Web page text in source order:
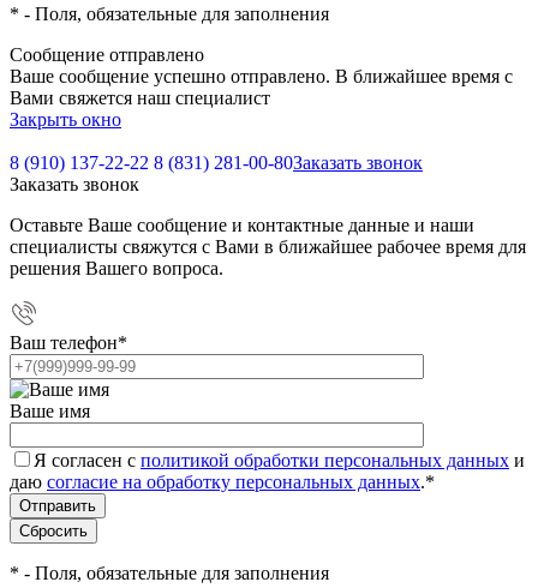
* - Поля, обязательные для заполнения
Сообщение отправлено
Ваше сообщение успешно отправлено. В ближайшее время с
Вами свяжется наш специалист
Закрыть окно
8 (910) 137-22-22 8 (831) 281-00-80Заказать звонок
Заказать звонок
Оставьте Ваше сообщение и контактные данные и наши
специалисты свяжутся с Вами в ближайшее рабочее время для
решения Вашего вопроса.
Ваш телефон*
Ваше имя
Я согласен с политикой обработки персональных данных и
даю согласие на обработку персональных данных.*
* - Поля, обязательные для заполнения